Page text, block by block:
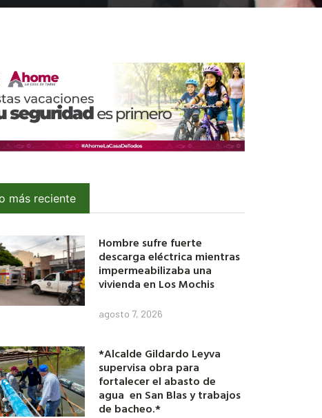
más reciente
Hombre sufre fuerte
descarga eléctrica mientras
impermeabilizaba una
vivienda en Los Mochis
agosto 7, 2026
*Alcalde Gildardo Leyva
supervisa obra para
fortalecer el abasto de
agua en San Blas y trabajos
de bacheo.*